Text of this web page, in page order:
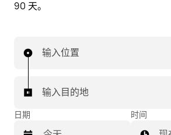
90 天。
输入位置
输入目的地
日期 时间